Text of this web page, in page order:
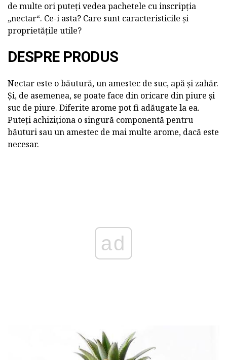
de multe ori puteți vedea pachetele cu inscripția
„nectar“. Ce-i asta? Care sunt caracteristicile și
proprietățile utile?
DESPRE PRODUS
Nectar este o băutură, un amestec de suc, apă și zahăr.
Și, de asemenea, se poate face din oricare din piure și
suc de piure. Diferite arome pot fi adăugate la ea.
Puteți achiziționa o singură componentă pentru
băuturi sau un amestec de mai multe arome, dacă este
necesar.
ad